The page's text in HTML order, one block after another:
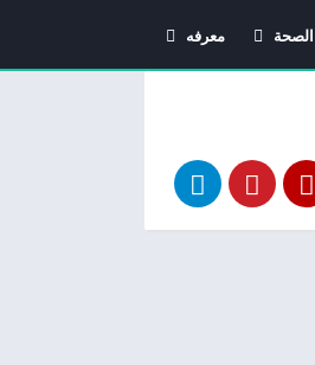
الصحة
دليل الأدوية
معرفه
معاني الاسماء